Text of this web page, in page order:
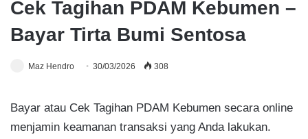
Cek Tagihan PDAM Kebumen –
Bayar Tirta Bumi Sentosa
Maz Hendro 30/03/2026 308
Bayar atau Cek Tagihan PDAM Kebumen secara online
menjamin keamanan transaksi yang Anda lakukan.